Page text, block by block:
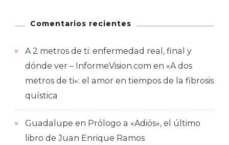
Comentarios recientes
A 2 metros de ti: enfermedad real, final y
dónde ver – InformeVision.com en «A dos
metros de ti»: el amor en tiempos de la fibrosis
quística
Guadalupe en Prólogo a «Adiós», el último
libro de Juan Enrique Ramos